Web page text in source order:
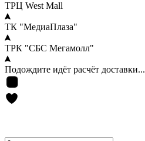
ТРЦ West Mall
ТК "МедиаПлаза"
ТРК "СБС Мегамолл"
Подождите идёт расчёт доставки...